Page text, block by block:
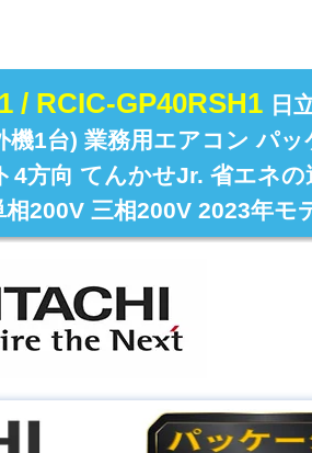
/ RCIC-GP40RSH1 日
機1台) 業務用エアコン パッ
4方向 てんかせJr. 省エネの
200V 三相200V 2023年モ